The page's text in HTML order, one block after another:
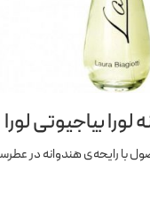
لورا بیاجیوتی لورا
با رایحه‌ی هندوانه در